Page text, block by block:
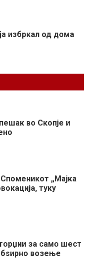
избркал од дома
во Скопје и
„Мајка
туку
за само шест
возење